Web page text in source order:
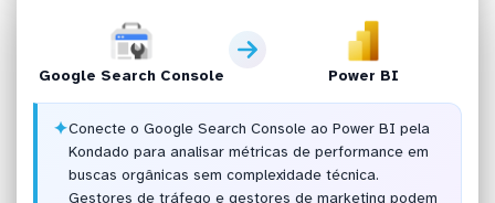
Google Search Console Power BI
✦Conecte o Google Search Console ao Power BI pela
Kondado para analisar métricas de performance em
buscas orgânicas sem complexidade técnica.
Gestores de tráfego e gestores de marketing podem